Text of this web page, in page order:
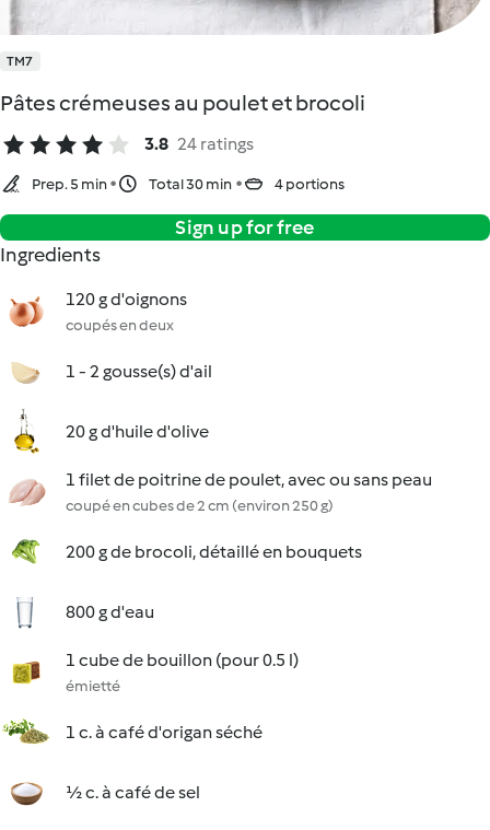
TM7
Pâtes crémeuses au poulet et brocoli
3.8 24 ratings
Prep. 5 min Total 30 min 4 portions
Sign up for free
Ingredients
120 g d'oignons
coupés en deux
1 - 2 gousse(s) d'ail
20 g d'huile d'olive
1 filet de poitrine de poulet, avec ou sans peau
coupé en cubes de 2 cm (environ 250 g)
200 g de brocoli, détaillé en bouquets
800 g d'eau
1 cube de bouillon (pour 0.5 l)
émietté
1 c. à café d'origan séché
½ c. à café de sel